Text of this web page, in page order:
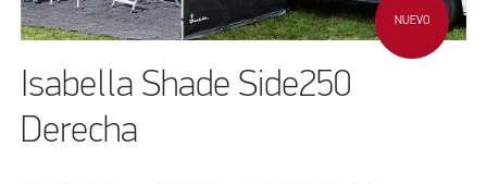
NUEVO
Isabella Shade Side250
Derecha